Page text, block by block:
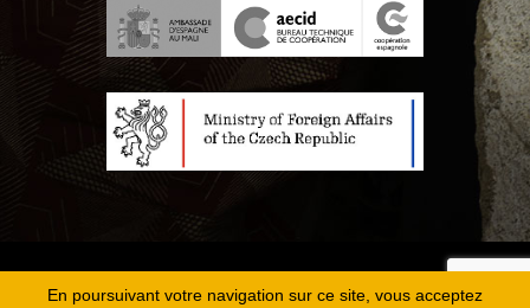
En poursuivant votre navigation sur ce site, vous acceptez